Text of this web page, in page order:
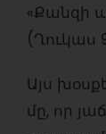
«Քանզի
(Ղուկաս
Այս
մը, որ